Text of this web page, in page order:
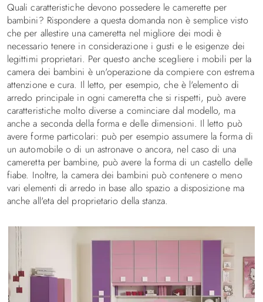
Quali caratteristiche devono possedere le camerette per
bambini? Rispondere a questa domanda non è semplice visto
che per allestire una cameretta nel migliore dei modi è
necessario tenere in considerazione i gusti e le esigenze dei
legittimi proprietari. Per questo anche scegliere i mobili per la
camera dei bambini è un'operazione da compiere con estrema
attenzione e cura. Il letto, per esempio, che è l'elemento di
arredo principale in ogni cameretta che si rispetti, può avere
caratteristiche molto diverse a cominciare dal modello, ma
anche a seconda della forma e delle dimensioni. Il letto può
avere forme particolari: può per esempio assumere la forma di
un automobile o di un astronave o ancora, nel caso di una
cameretta per bambine, può avere la forma di un castello delle
fiabe. Inoltre, la camera dei bambini può contenere o meno
vari elementi di arredo in base allo spazio a disposizione ma
anche all'eta del proprietario della stanza.